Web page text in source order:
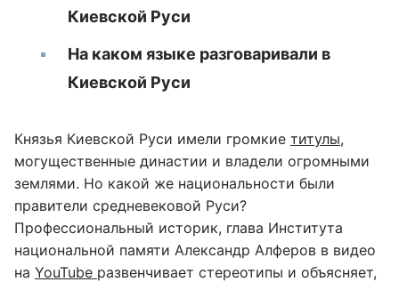
Киевской Руси
На каком языке разговаривали в
Киевской Руси
Князья Киевской Руси имели громкие титулы,
могущественные династии и владели огромными
землями. Но какой же национальности были
правители средневековой Руси?
Профессиональный историк, глава Института
национальной памяти Александр Алферов в видео
на YouTube развенчивает стереотипы и объясняет,